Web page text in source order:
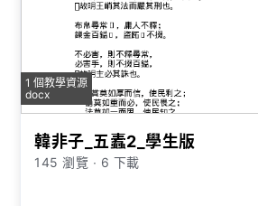
1 個教學資源
docx
韓非子_五蠹2_學生版
145 瀏覽 ∙ 6 下載